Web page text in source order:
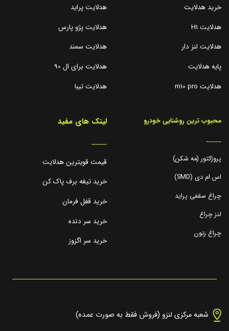
خرید هدلایت
هدلایت H1
هدلایت لنز دار
پایه هدلایت
هدلایت m10 pro
هدلایت پراید
هدلایت پژو پارس
هدلایت سمند
هدلایت برای ال 90
هدلایت تیبا
محبوب ترین روشنایی خودرو
_____
پروژکتور (مه شکن)
اس ام دی (SMD)
چراغ سقفی پراید
لنز چراغ
چراغ زنون
لینک های مفید
_____
قیمت قویترین هدلایت
خرید تیغه برف پاک کن
خرید قفل فرمان
خرید سر دنده
خرید سر اگزوز
شعبه مرکزی لنزو (فروش فقط به صورت عمده)